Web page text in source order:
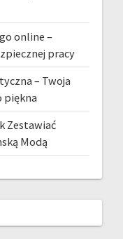
online –
pracy
– Twoja
piękna
Zestawiać
Modą